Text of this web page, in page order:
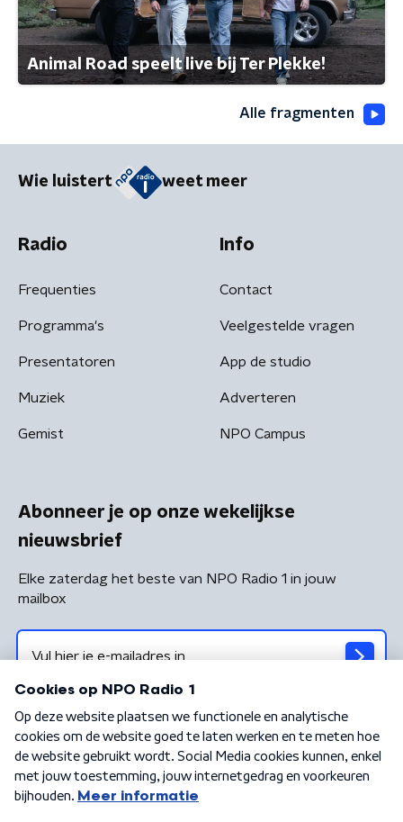
Animal Road speelt live bij Ter Plekke!
Alle fragmenten
Wie luistert weet meer
Radio
Frequenties
Programma's
Presentatoren
Muziek
Gemist
Info
Contact
Veelgestelde vragen
App de studio
Adverteren
NPO Campus
Abonneer je op onze wekelijkse
nieuwsbrief
Elke zaterdag het beste van NPO Radio 1 in jouw
mailbox
Algemene voorwaarden